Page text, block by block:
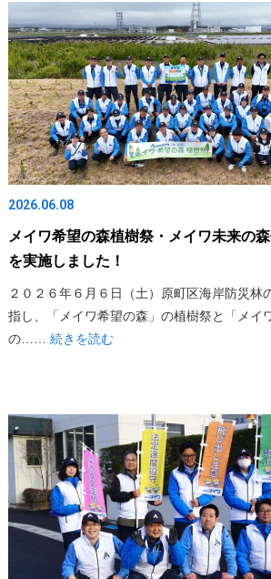
2026.06.08
メイワ希望の森植樹祭・メイワ未来の
を実施しました！
２０２６年６月６日（土）原町区海岸防災林
指し、「メイワ希望の森」の植樹祭と「メイ
の…… 続きを読む